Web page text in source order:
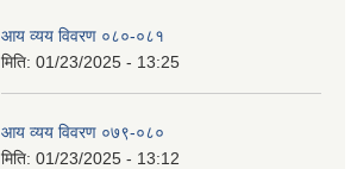
आय व्यय विवरण ०८०-०८१
मिति: 01/23/2025 - 13:25
आय व्यय विवरण ०७९-०८०
मिति: 01/23/2025 - 13:12